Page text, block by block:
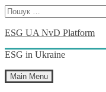
Пошук:
to
ESG UA NvD Platform
ESG in Ukraine
Main Menu